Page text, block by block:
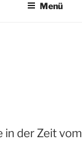
Menü
der Zeit vom